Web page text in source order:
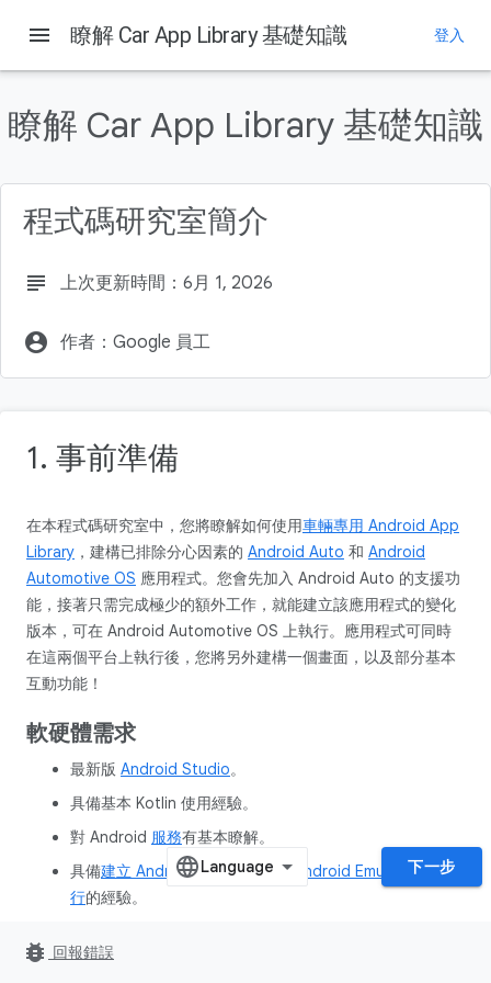
Android Developers
1. 事前準備
軟硬體需求
課程內容
2. 做好準備
menu 瞭解 Car App Library 基礎知識 登入
瞭解 Car App Library 基礎知識
程式碼研究室簡介
subject 上次更新時間：6月 1, 2026
account_circle 作者：Google 員工
1. 事前準備
在本程式碼研究室中，您將瞭解如何使用車輛專用 Android App
Library ，建構已排除分心因素的 Android Auto 和 Android
Automotive OS 應用程式。您會先加入 Android Auto 的支援功
能，接著只需完成極少的額外工作，就能建立該應用程式的變化
版本，可在 Android Automotive OS 上執行。應用程式可同時
在這兩個平台上執行後，您將另外建構一個畫面，以及部分基本
互動功能！
軟硬體需求
最新版 Android Studio。
具備基本 Kotlin 使用經驗。
對 Android 服務有基本瞭解。
具備建立 Android 虛擬裝置並 在 Android Emulator 中執
行的經驗。
對建構工具設計模式
下一步
bug_report 回報錯誤